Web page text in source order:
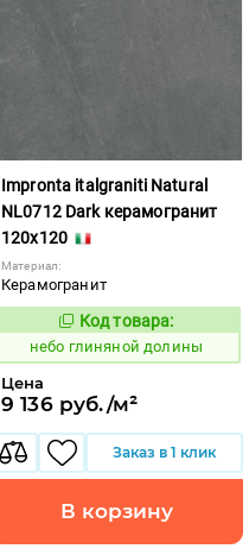
Impronta italgraniti Natural
NL0712 Dark керамогранит
120x120
Материал:
Керамогранит
1111521
Код товара:
небо глиняной долины
Цена
9 136 руб./м²
Заказ в 1 клик
В корзину